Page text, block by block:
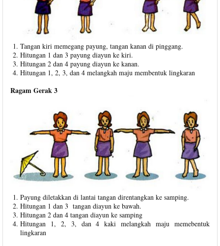
Tangan kiri memegang payung, tangan kanan di pinggang.
Hitungan 1 dan 3 payung diayun ke kiri.
Hitungan 2 dan 4 payung diayun ke kanan.
Hitungan 1, 2, 3, dan 4 melangkah maju membentuk lingkaran
Ragam Gerak 3
Payung diletakkan di lantai tangan direntangkan ke samping.
Hitungan 1 dan 3 tangan diayun ke bawah.
Hitungan 2 dan 4 tangan diayun ke samping
Hitungan 1, 2, 3, dan 4 kaki melangkah maju memebentuk
lingkaran